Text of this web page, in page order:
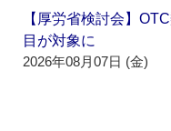
【厚労省検討会】
目が対象に
2026年08月07日 (金)